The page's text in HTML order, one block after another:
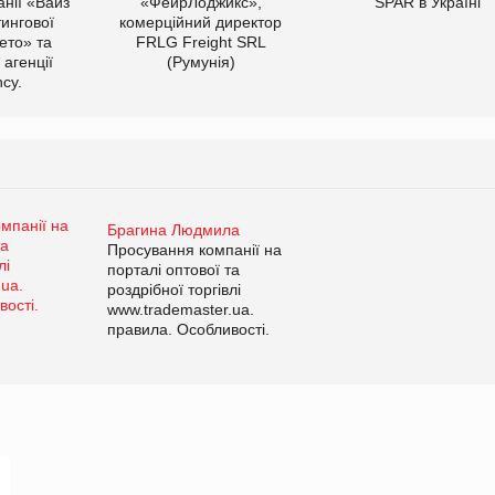
та
комерційний директор
FRLG Freight SRL
(Румунія)
Брагина Людмила
Просування компанії на
порталі оптової та
роздрібної торгівлі
www.trademaster.ua.
правила. Особливості.